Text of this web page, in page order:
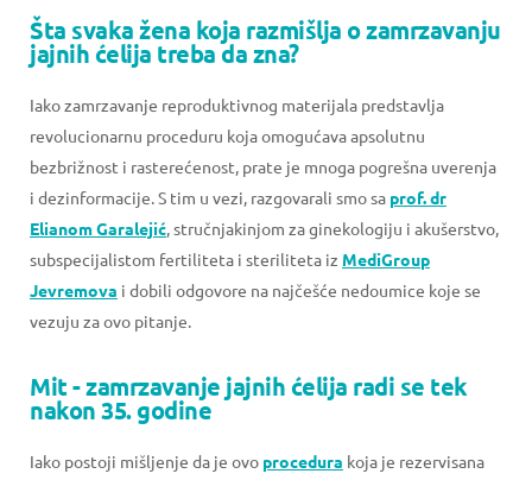
Šta svaka žena koja razmišlja o zamrzavanju
jajnih ćelija treba da zna?
Iako zamrzavanje reproduktivnog materijala predstavlja
revolucionarnu proceduru koja omogućava apsolutnu
bezbrižnost i rasterećenost, prate je mnoga pogrešna uverenja
i dezinformacije. S tim u vezi, razgovarali smo sa prof. dr
Elianom Garalejić, stručnjakinjom za ginekologiju i akušerstvo,
subspecijalistom fertiliteta i steriliteta iz MediGroup
Jevremova i dobili odgovore na najčešće nedoumice koje se
vezuju za ovo pitanje.
Mit - zamrzavanje jajnih ćelija radi se tek
nakon 35. godine
Iako postoji mišljenje da je ovo procedura koja je rezervisana